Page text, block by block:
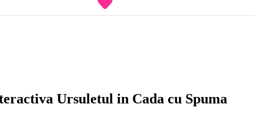
Ursuletul in Cada cu Spuma